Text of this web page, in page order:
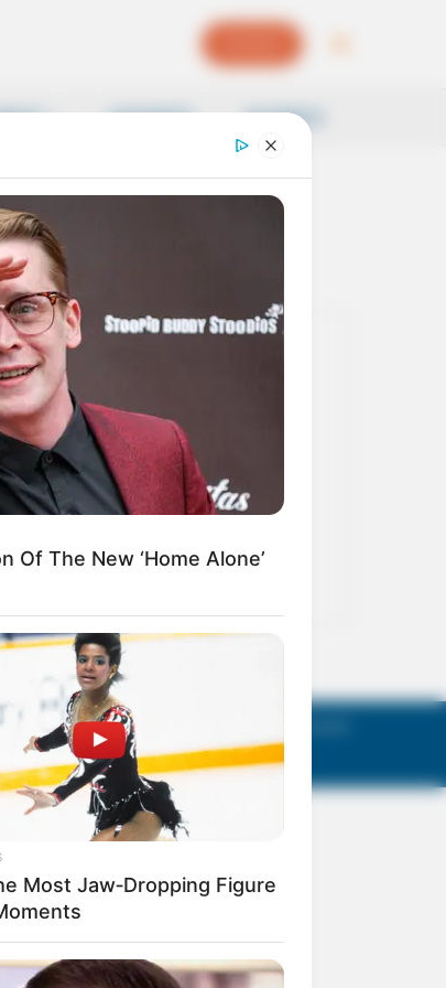
SAMSKRITI BUSINESS
Terms of Use Privacy Policy